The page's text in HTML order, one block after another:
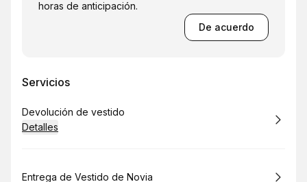
horas de anticipación.
De acuerdo
Servicios
Reservar
Devolución de vestido
Detalles
Reservar
Entrega de Vestido de Novia